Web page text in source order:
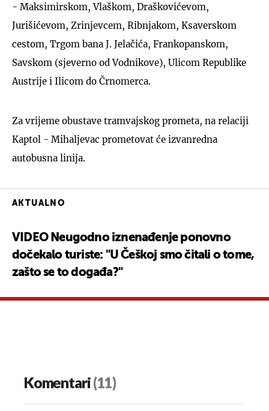
- Maksimirskom, Vlaškom, Draškovićevom,
Jurišićevom, Zrinjevcem, Ribnjakom, Ksaverskom
cestom, Trgom bana J. Jelačića, Frankopanskom,
Savskom (sjeverno od Vodnikove), Ulicom Republike
Austrije i Ilicom do Črnomerca.
Za vrijeme obustave tramvajskog prometa, na relaciji
Kaptol - Mihaljevac prometovat će izvanredna
autobusna linija.
AKTUALNO
VIDEO Neugodno iznenađenje ponovno
dočekalo turiste: "U Češkoj smo čitali o tome,
zašto se to događa?"
Komentari(11)